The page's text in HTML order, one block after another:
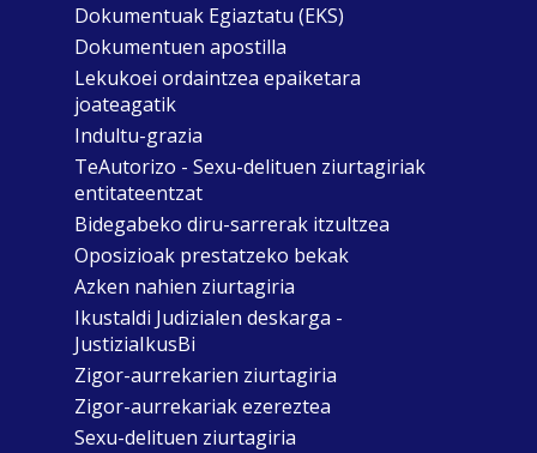
Dokumentuak Egiaztatu (EKS)
Dokumentuen apostilla
Lekukoei ordaintzea epaiketara
joateagatik
Indultu-grazia
TeAutorizo - Sexu-delituen ziurtagiriak
entitateentzat
Bidegabeko diru-sarrerak itzultzea
Oposizioak prestatzeko bekak
Azken nahien ziurtagiria
Ikustaldi Judizialen deskarga -
JustiziaIkusBi
Zigor-aurrekarien ziurtagiria
Zigor-aurrekariak ezereztea
Sexu-delituen ziurtagiria